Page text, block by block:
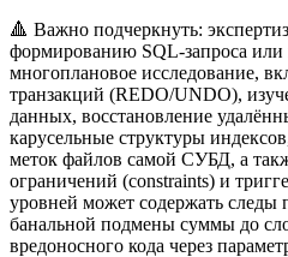
🔺 Важно подчеркнуть:
формированию SQL-запроса
многоплановое исследование,
транзакций (REDO/UNDO),
данных, восстановление
карусельные структуры
меток файлов самой СУБД, а
ограничений (constraints) и
уровней может содержать
банальной подмены суммы до
вредоносного кода через